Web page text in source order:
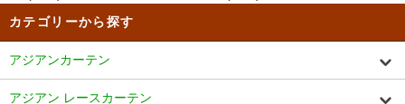
カテゴリーから探す
アジアンカーテン
アジアン レースカーテン